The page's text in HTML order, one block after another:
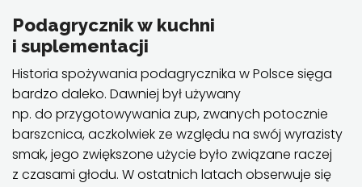
Podagrycznik w kuchni
i suplementacji
Historia spożywania podagrycznika w Polsce sięga
bardzo daleko. Dawniej był używany
np. do przygotowywania zup, zwanych potocznie
barszcnica, aczkolwiek ze względu na swój wyrazisty
smak, jego zwiększone użycie było związane raczej
z czasami głodu. W ostatnich latach obserwuje się